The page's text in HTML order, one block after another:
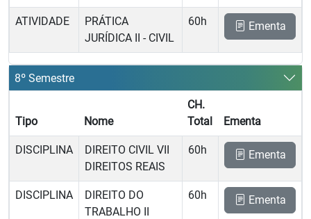
ATIVIDADE
PRÁTICA
JURÍDICA II - CIVIL
60h Ementa
8º Semestre
Tipo Nome
CH.
Total
Ementa
DISCIPLINA
DIREITO CIVIL VII 
DIREITOS REAIS
60h Ementa
DISCIPLINA
DIREITO DO
TRABALHO II
60h Ementa